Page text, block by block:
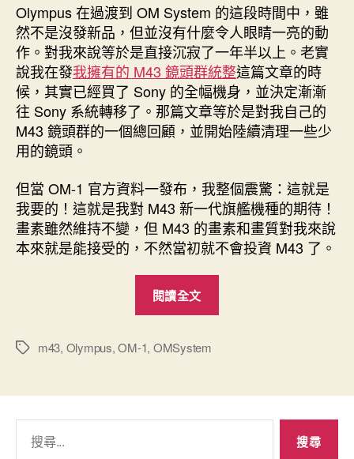
Olympus 在過渡到 OM System 的這段時間中，雖
然不是沒發新品，但並沒有什麼令人眼睛一亮的動
作。對我來說等於是直接沉寂了一年半以上。老實
說我在發我擁有的 M43 鏡頭群統整這篇文章的時
候，其實已經買了 Sony 的全幅機身，並決定漸漸
往 Sony 系統轉移了。那篇文章等於是對我自己的
M43 鏡頭群的一個總回顧，並開始陸續清理一些少
用的鏡頭。
但當 OM-1 官方資料一發布，我整個震驚：這就是
我要的！這就是我對 M43 新一代旗艦機種的期待！
畫素雖然維持不變，但 M43 的畫素和畫質對我來說
本來就是能接受的，不然當初就不會投資 M43 了。
閱讀全文
Make
標
m43, Olympus,OM-1, OMSystem